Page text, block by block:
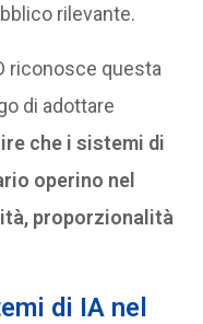
rilevante.
riconosce questa
di adottare
che i sistemi di
operino nel
proporzionalità
di IA nel